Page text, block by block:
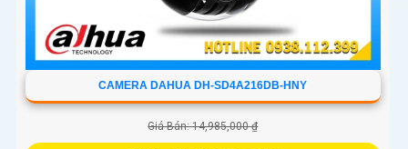
CAMERA DAHUA DH-SD4A216DB-HNY
Giá Bán: 14,985,000 ₫